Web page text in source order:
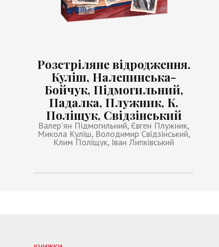
Розстріляне відродження.
Куліш, Налепинська-
Бойчук, Підмогильний,
Падалка, Плужник, К.
Поліщук, Свідзінський
Валер'ян Підмогильний, Євген Плужник,
Микола Куліш, Володимир Свідзінський,
Клим Поліщук, Іван Липківський